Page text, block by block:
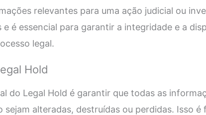
relevantes para uma ação judicial ou
e é essencial para garantir a integridade e a
legal.
Hold
do Legal Hold é garantir que todas as
sejam alteradas, destruídas ou perdidas. Isso